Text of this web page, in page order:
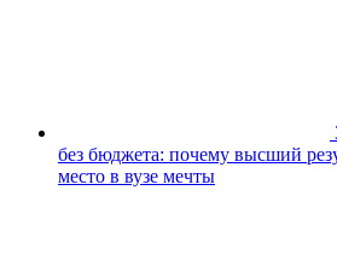
без бюджета: почему высший
место в вузе мечты